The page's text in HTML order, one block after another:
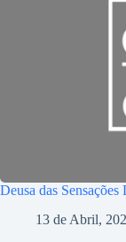
Deusa das
13 de Abril,